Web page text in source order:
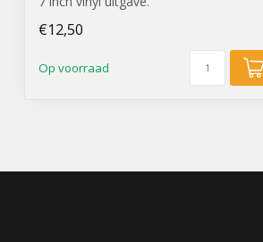
€12,50
Op voorraad